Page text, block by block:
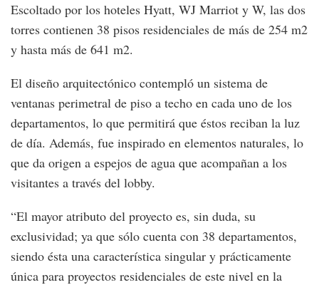
Escoltado por los hoteles Hyatt, WJ Marriot y W, las dos
torres contienen 38 pisos residenciales de más de 254 m2
y hasta más de 641 m2.
El diseño arquitectónico contempló un sistema de
ventanas perimetral de piso a techo en cada uno de los
departamentos, lo que permitirá que éstos reciban la luz
de día. Además, fue inspirado en elementos naturales, lo
que da origen a espejos de agua que acompañan a los
visitantes a través del lobby.
“El mayor atributo del proyecto es, sin duda, su
exclusividad; ya que sólo cuenta con 38 departamentos,
siendo ésta una característica singular y prácticamente
única para proyectos residenciales de este nivel en la